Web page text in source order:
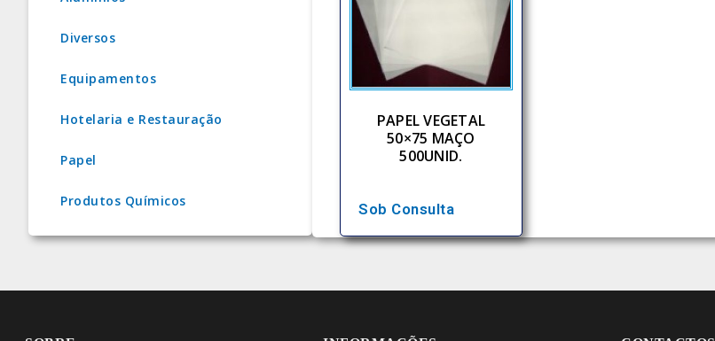
Diversos
Equipamentos
Hotelaria e Restauração
Papel
Produtos Químicos
PAPEL VEGETAL
50×75 MAÇO
500UNID.
Sob Consulta